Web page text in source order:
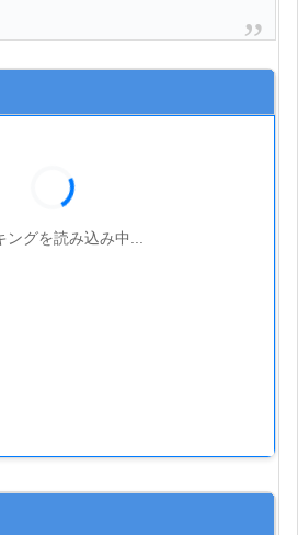
ングを読み込み中...